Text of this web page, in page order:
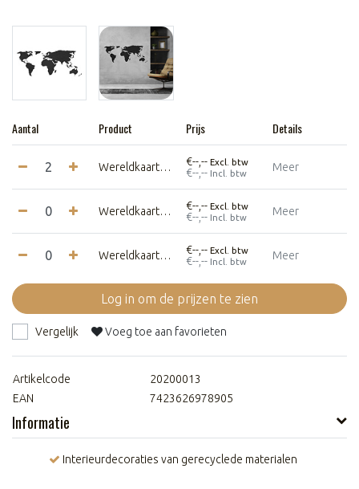
Aantal Product Prijs Details
Wereldkaart - Small - Zwart €--,-- Excl. btw
€--,-- Incl. btw Meer
Wereldkaart - Medium - Zwart €--,-- Excl. btw
€--,-- Incl. btw Meer
Wereldkaart - Large - Zwart €--,-- Excl. btw
€--,-- Incl. btw Meer
Log in om de prijzen te zien
Vergelijk Voeg toe aan favorieten
Artikelcode
20200013
EAN
7423626978905
Informatie
Interieurdecoraties van gerecyclede materialen